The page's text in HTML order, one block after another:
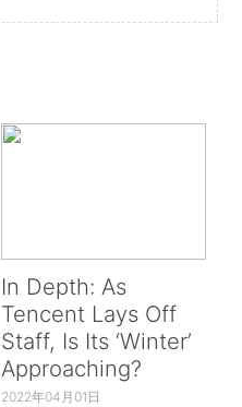
In Depth: As
Tencent Lays Off
Staff, Is Its ‘Winter’
Approaching?
2022年04月01日